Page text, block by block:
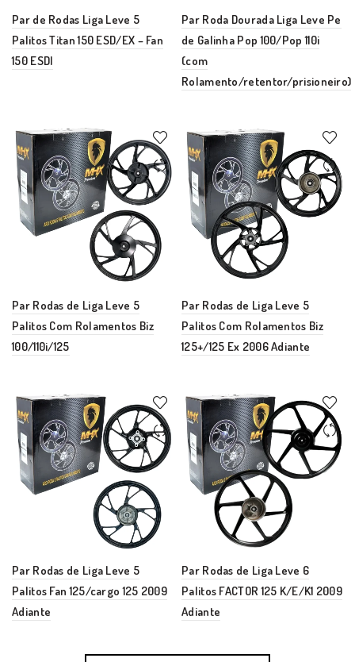
Par de Rodas Liga Leve 5
Palitos Titan 150 ESD/EX – Fan
150 ESDI
Par Roda Dourada Liga Leve Pe
de Galinha Pop 100/Pop 110i
(com
Rolamento/retentor/prisioneiro)
Par Rodas de Liga Leve 5
Palitos Com Rolamentos Biz
100/110i/125
Par Rodas de Liga Leve 5
Palitos Com Rolamentos Biz
125+/125 Ex 2006 Adiante
Par Rodas de Liga Leve 5
Palitos Fan 125/cargo 125 2009
Adiante
Par Rodas de Liga Leve 6
Palitos FACTOR 125 K/E/K1 2009
Adiante